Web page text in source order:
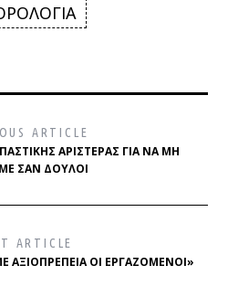
ARTICLE
ΑΡΙΣΤΕΡΆΣ ΓΙΑ ΝΑ ΜΗ
ΣΑΝ ΔΟΎΛΟΙ
ARTICLE
ΟΙ ΕΡΓΑΖΌΜΕΝΟΙ»